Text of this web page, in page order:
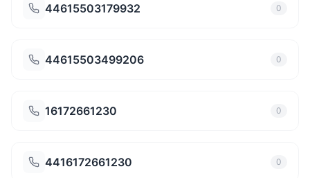
44615503179932 0
44615503499206 0
16172661230 0
4416172661230 0